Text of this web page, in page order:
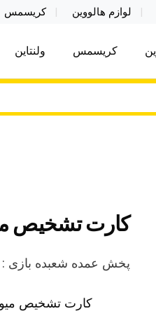
لوازم هالووین کریسمس
اکسسوری
ولن تاین کادویی
کریسمس ولنتاین
کارت تشخیص
پخش عمده شعبده بازی :
کارت تشخیص